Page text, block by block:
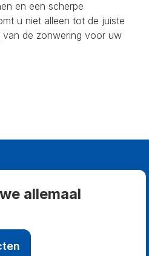
en een scherpe
u niet alleen tot de juiste
van de zonwering voor uw
allemaal